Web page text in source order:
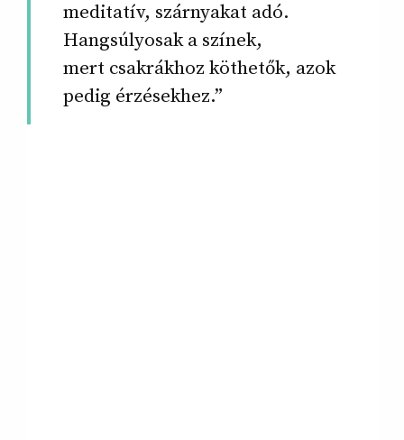
meditatív, szárnyakat adó.
Hangsúlyosak a színek,
mert csakrákhoz köthetők, azok
pedig érzésekhez.”